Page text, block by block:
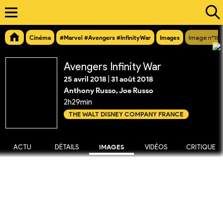
Cinéma #Marvel #Avengers #InfinityWar Images Image
Avengers Infinity War
25 avril 2018 31 août 2018
Anthony Russo, Joe Russo
2h29min
THE WALT DISNEY COMPANY FRANCE
ACTU DÉTAILS IMAGES VIDÉOS CRITIQUE